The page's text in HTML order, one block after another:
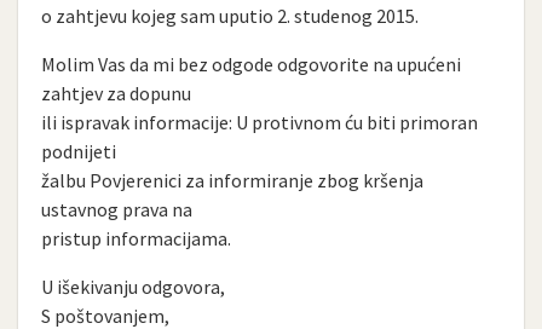
o zahtjevu kojeg sam uputio 2. studenog 2015.
Molim Vas da mi bez odgode odgovorite na upućeni
zahtjev za dopunu
ili ispravak informacije: U protivnom ću biti primoran
podnijeti
žalbu Povjerenici za informiranje zbog kršenja
ustavnog prava na
pristup informacijama.
U išekivanju odgovora,
S poštovanjem,